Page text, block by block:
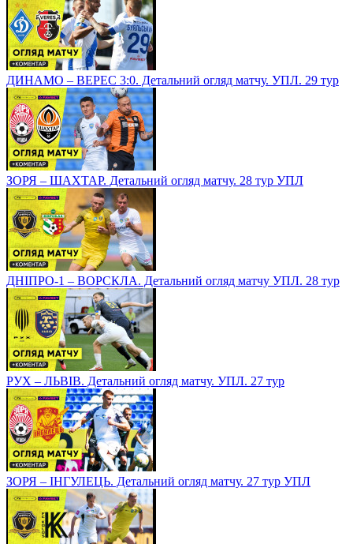
ДИНАМО – ВЕРЕС 3:0. Детальний огляд матчу. УПЛ. 29 тур
ЗОРЯ – ШАХТАР. Детальний огляд матчу. 28 тур УПЛ
ДНІПРО-1 – ВОРСКЛА. Детальний огляд матчу УПЛ. 28 тур
РУХ – ЛЬВІВ. Детальний огляд матчу. УПЛ. 27 тур
ЗОРЯ – ІНГУЛЕЦЬ. Детальний огляд матчу. 27 тур УПЛ